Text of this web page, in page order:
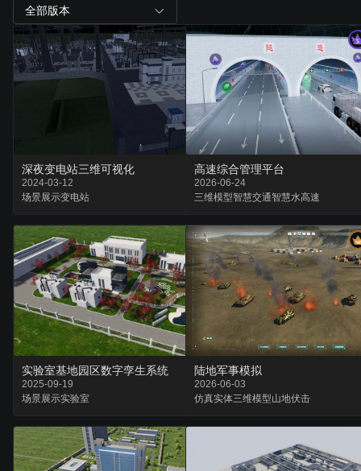
全部版本
深夜变电站三维可视化
2024-03-12
场景展示变电站
高速综合管理平台
2026-06-24
三维模型智慧交通智慧水高速
实验室基地园区数字孪生系统
2025-09-19
场景展示实验室
陆地军事模拟
2026-06-03
仿真实体三维模型山地伏击